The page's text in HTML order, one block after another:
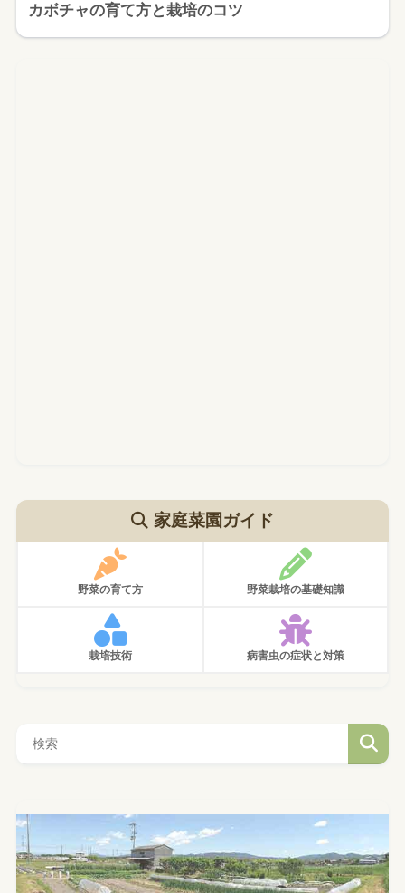
カボチャの育て方と栽培のコツ
家庭菜園ガイド
野菜の育て方 野菜栽培の基礎知識
栽培技術 病害虫の症状と対策